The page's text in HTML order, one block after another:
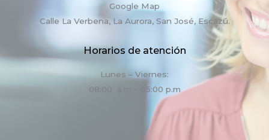
Google Map
Calle La Verbena, La Aurora, San José, Escazú.
Horarios de atención
Lunes – Viernes:
08:00 a.m – 05:00 p.m